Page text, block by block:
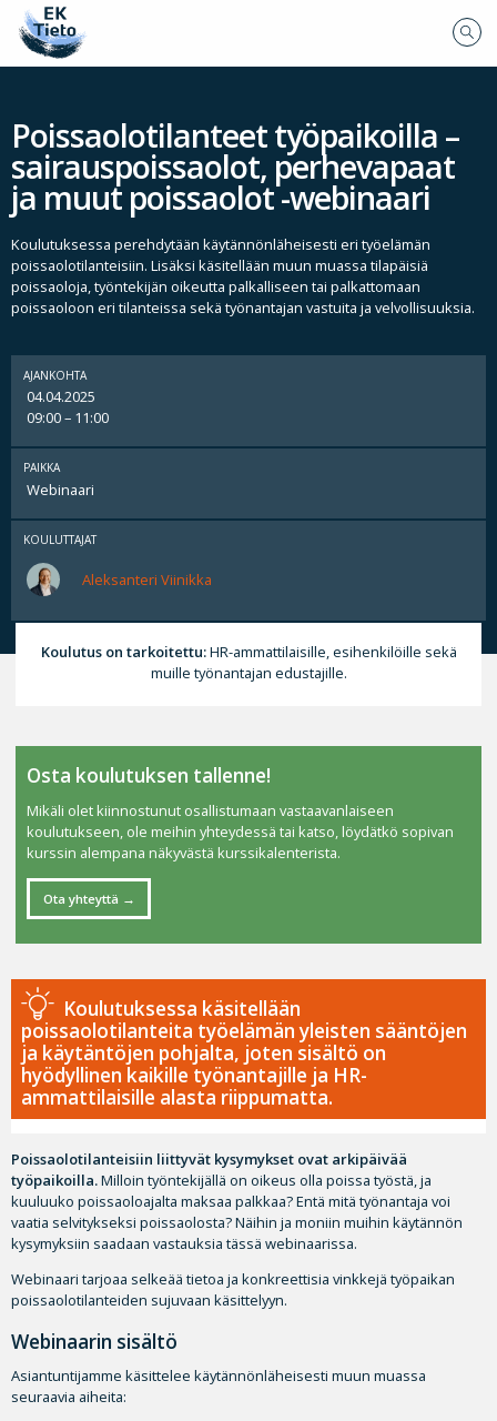
Poissaolotilanteet työpaikoilla –
sairauspoissaolot, perhevapaat
ja muut poissaolot -webinaari
Koulutuksessa perehdytään käytännönläheisesti eri työelämän
poissaolotilanteisiin. Lisäksi käsitellään muun muassa tilapäisiä
poissaoloja, työntekijän oikeutta palkalliseen tai palkattomaan
poissaoloon eri tilanteissa sekä työnantajan vastuita ja velvollisuuksia.
AJANKOHTA
04.04.2025
09:00 – 11:00
PAIKKA
Webinaari
KOULUTTAJAT
Aleksanteri Viinikka
Koulutus on tarkoitettu:HR-ammattilaisille, esihenkilöille sekä
muille työnantajan edustajille.
Koulutuksessa käsitellään
poissaolotilanteita työelämän yleisten sääntöjen
ja käytäntöjen pohjalta, joten sisältö on
hyödyllinen kaikille työnantajille ja HR-
ammattilaisille alasta riippumatta.
Poissaolotilanteisiin liittyvät kysymykset ovat arkipäivää
työpaikoilla.Milloin työntekijällä on oikeus olla poissa työstä, ja
kuuluuko poissaoloajalta maksaa palkkaa? Entä mitä työnantaja voi
vaatia selvitykseksi poissaolosta? Näihin ja moniin muihin käytännön
kysymyksiin saadaan vastauksia tässä webinaarissa.
Webinaari tarjoaa selkeää tietoa ja konkreettisia vinkkejä työpaikan
poissaolotilanteiden sujuvaan käsittelyyn.
Webinaarin sisältö
Asiantuntijamme käsittelee käytännönläheisesti muun muassa
seuraavia aiheita:
Osta koulutuksen tallenne!
Mikäli olet kiinnostunut osallistumaan vastaavanlaiseen
koulutukseen, ole meihin yhteydessä tai katso, löydätkö sopivan
kurssin alempana näkyvästä kurssikalenterista.
Ota yhteyttä